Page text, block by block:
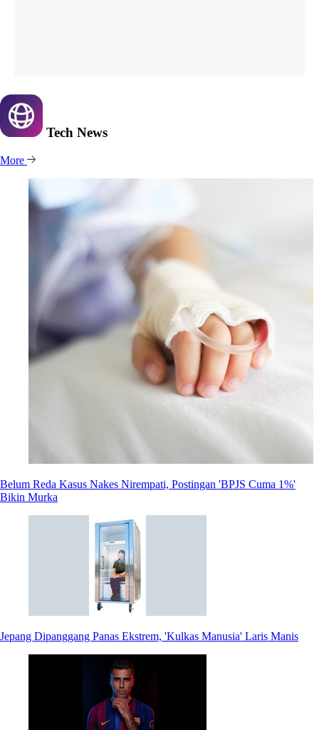
Tech News
More
Belum Reda Kasus Nakes Nirempati, Postingan 'BPJS Cuma 1%'
Bikin Murka
Jepang Dipanggang Panas Ekstrem, 'Kulkas Manusia' Laris Manis